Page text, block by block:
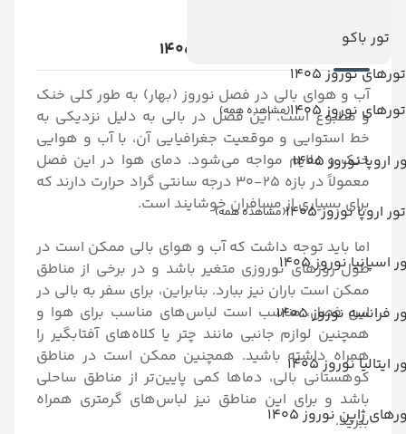
تور باکو
تورهای نوروز 1405
تورهای نوروز 1405
(مشاهده همه)
اروپا نوروز 1405
تور اروپا نوروز 1405 (مشاهده همه)
اسپانیا نوروز 1405
فرانسه نوروز 1405
ایتالیا نوروز 1405
ژاپن نوروز 1405
آب و هوای بالی در نوروز 1405
آب و هوای بالی در فصل نوروز (بهار) به‌ طور کلی خنک
و مطبوع است. این فصل در بالی به دلیل نزدیکی به
خط استوایی و موقعیت جغرافیایی آن، با آب و هوایی
خنک و ملایم مواجه می‌شود. دمای هوا در این فصل
معمولاً در بازه 25-30 درجه سانتی ‌گراد حرارت دارند که
برای بسیاری از مسافران خوشایند است.
اما باید توجه داشت که آب و هوای بالی ممکن است در
طول روزهای نوروزی متغیر باشد و در برخی از مناطق
ممکن است باران نیز ببارد. بنابراین، برای سفر به بالی در
این فصل، مناسب است لباس‌های مناسب برای هوا و
همچنین لوازم جانبی مانند چتر یا کلاه‌های آفتابگیر را
همراه داشته باشید. همچنین ممکن است در مناطق
کوهستانی بالی، دماها کمی پایین‌تر از مناطق ساحلی
باشد و برای این مناطق نیز لباس‌های گرمتری همراه
ببرید.